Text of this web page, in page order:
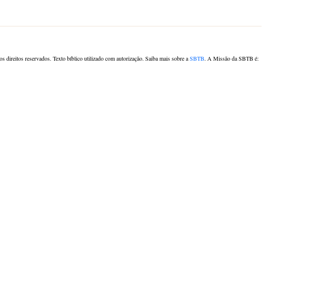
reservados. Texto bíblico utilizado com autorização. Saiba mais sobre aSBTB. A Missão da SBTB é: